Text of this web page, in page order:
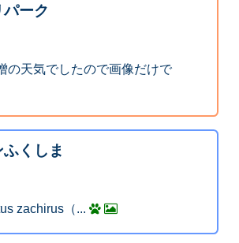
ーク
の天気でしたので画像だけで
くしま
zachirus（...